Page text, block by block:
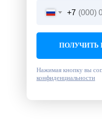
+7
ПОЛУЧИТЬ
Нажимая кнопку вы
конфиденциальности